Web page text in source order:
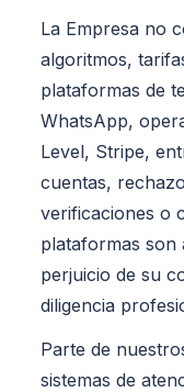
La Empresa no
algoritmos,
plataformas de
WhatsApp,
Level, Stripe,
cuentas,
verificaciones o
plataformas son
perjuicio de su
diligencia
Parte de
sistemas de